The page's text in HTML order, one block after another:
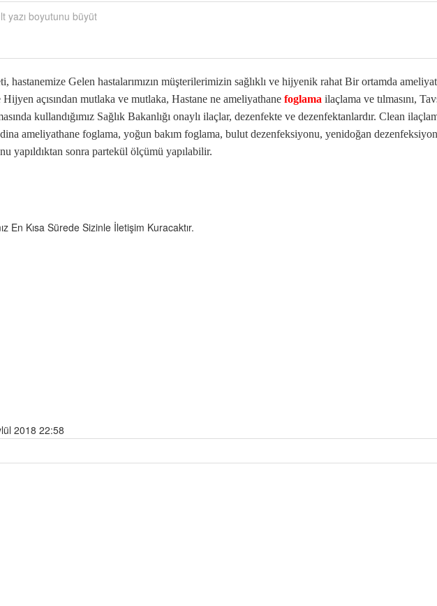
yazı boyutunu büyüt
hastanemize Gelen hastalarımızın müşterilerimizin sağlıklı ve hijyenik rahat Bir ortamda
açısından mutlaka ve mutlaka, Hastane ne ameliyathane foglama ilaçlama ve tılmasını,
kullandığımız Sağlık Bakanlığı onaylı ilaçlar, dezenfekte ve dezenfektanlardır. Clean
ameliyathane foglama, yoğun bakım foglama, bulut dezenfeksiyonu, yenidoğan
yapıldıktan sonra partekül ölçümü yapılabilir.
En Kısa Sürede Sizinle İletişim Kuracaktır.
2018 22:58